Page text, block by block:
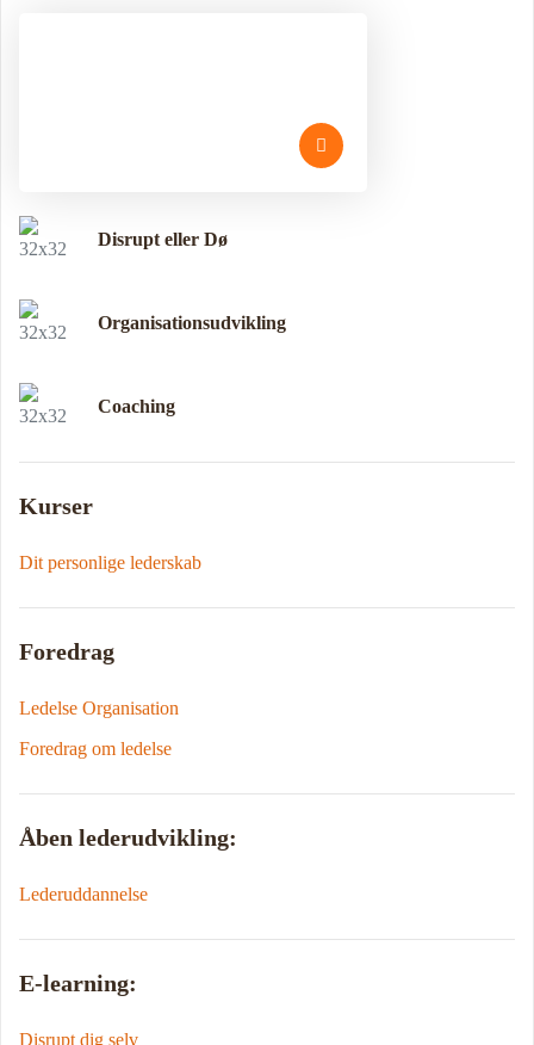
Disrupt eller Dø
Organisationsudvikling
Coaching
Kurser
Dit personlige lederskab
Foredrag
Ledelse Organisation
Foredrag om ledelse
Åben lederudvikling:
Lederuddannelse
E-learning:
Disrupt dig selv